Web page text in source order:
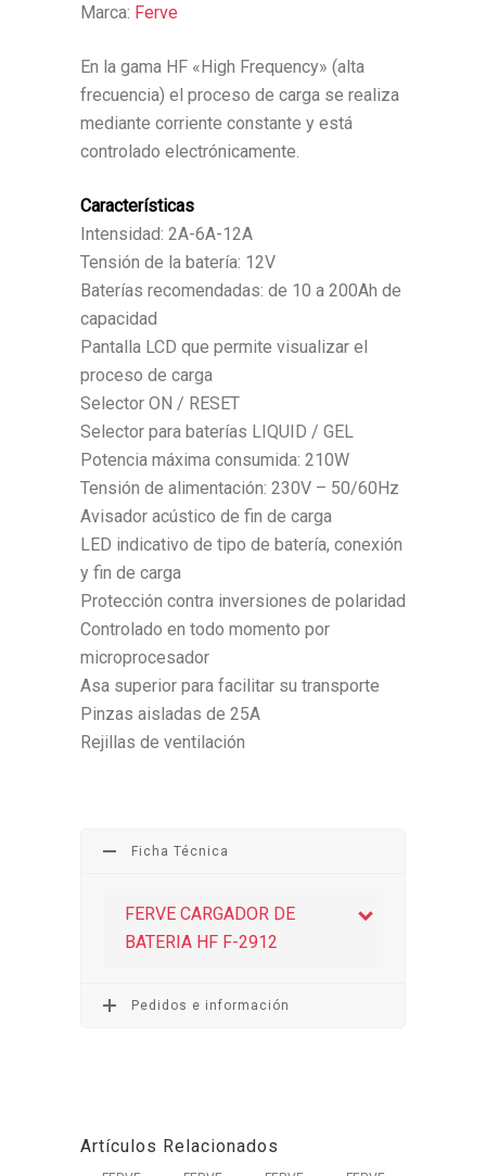
Marca: Ferve
En la gama HF «High Frequency» (alta
frecuencia) el proceso de carga se realiza
mediante corriente constante y está
controlado electrónicamente.
Características
Intensidad: 2A-6A-12A
Tensión de la batería: 12V
Baterías recomendadas: de 10 a 200Ah de
capacidad
Pantalla LCD que permite visualizar el
proceso de carga
Selector ON / RESET
Selector para baterías LIQUID / GEL
Potencia máxima consumida: 210W
Tensión de alimentación: 230V – 50/60Hz
Avisador acústico de fin de carga
LED indicativo de tipo de batería, conexión
y fin de carga
Protección contra inversiones de polaridad
Controlado en todo momento por
microprocesador
Asa superior para facilitar su transporte
Pinzas aisladas de 25A
Rejillas de ventilación
Ficha Técnica
FERVE CARGADOR DE
BATERIA HF F-2912
Pedidos e información
Artículos Relacionados